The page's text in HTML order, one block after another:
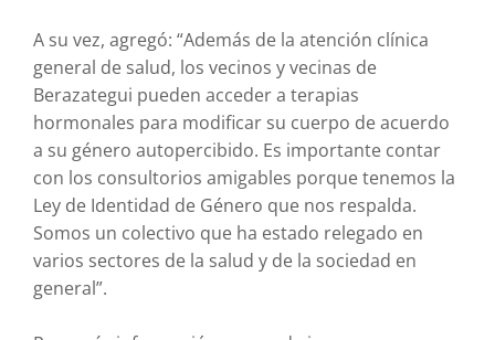
A su vez, agregó: “Además de la atención clínica
general de salud, los vecinos y vecinas de
Berazategui pueden acceder a terapias
hormonales para modificar su cuerpo de acuerdo
a su género autopercibido. Es importante contar
con los consultorios amigables porque tenemos la
Ley de Identidad de Género que nos respalda.
Somos un colectivo que ha estado relegado en
varios sectores de la salud y de la sociedad en
general”.